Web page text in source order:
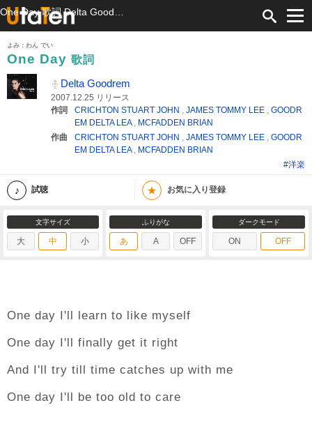
よみ：わん でい
One Day 歌詞
Delta Goodrem
2007.12.25 リリース
作詞
CRICHTON STUART JOHN ,JAMES TOMMY LEE ,GOODR
EM DELTA LEA , MCFADDEN BRIAN
作曲
CRICHTON STUART JOHN ,JAMES TOMMY LEE ,GOODR
EM DELTA LEA , MCFADDEN BRIAN
#洋楽
試聴 ★ お気に入り登録
文字サイズ
大 中 小
ふりがな
あ A OFF
ダークモード
ON OFF
One day I'll learn to like myself
One day I'll finally get it right
And I'll try till time catches up with me
One day I'll be too old to care